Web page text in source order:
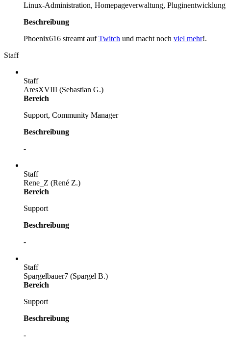
Linux-Administration, Homepageverwaltung, Pluginentwicklung
Beschreibung
Phoenix616 streamt aufTwitch und macht noch viel mehr!.
Staff
Staff
AresXVIII (Sebastian G.)
Bereich
Support, Community Manager
Beschreibung
-
Staff
Rene_Z (René Z.)
Bereich
Support
Beschreibung
-
Staff
Spargelbauer7 (Spargel B.)
Bereich
Support
Beschreibung
-